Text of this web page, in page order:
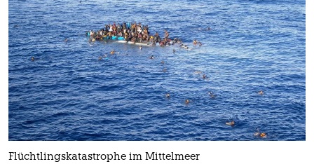
Flüchtlingskatastrophe im Mittelmeer